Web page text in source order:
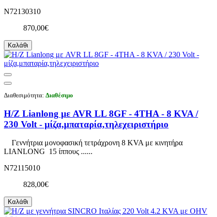
N72130310
870,00€
Καλάθι
Διαθεσιμότητα: Διαθέσιμο
Η/Ζ Lianlong με AVR LL 8GF - 4THA - 8 KVA /
230 Volt - μίζα,μπαταρία,τηλεχειριστήριο
Γεννήτρια μονοφασική τετράχρονη 8 KVA με κινητήρα
LIANLONG 15 ίππους ......
N72115010
828,00€
Καλάθι